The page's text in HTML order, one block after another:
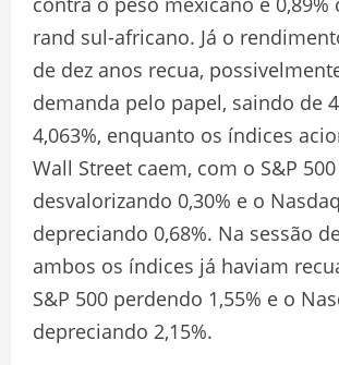
rand sul-africano. Já o
de dez anos recua,
demanda pelo papel, saindo de
4,063%, enquanto os índices
Wall Street caem, com o S&P 500
desvalorizando 0,30% e o Nasdaq
depreciando 0,68%. Na sessão
ambos os índices já haviam
S&P 500 perdendo 1,55% e o
depreciando 2,15%.